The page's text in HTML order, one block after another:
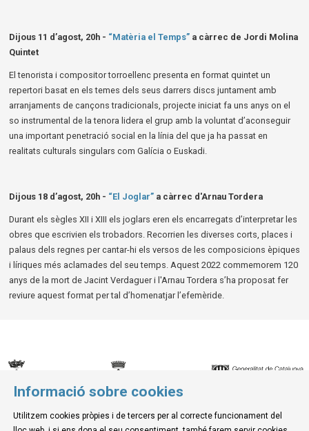
Dijous 11 d’agost, 20h - “Matèria el Temps”a càrrec de Jordi Molina
Quintet
El tenorista i compositor torroellenc presenta en format quintet un
repertori basat en els temes dels seus darrers discs juntament amb
arranjaments de cançons tradicionals, projecte iniciat fa uns anys on el
so instrumental de la tenora lidera el grup amb la voluntat d’aconseguir
una important penetració social en la línia del que ja ha passat en
realitats culturals singulars com Galícia o Euskadi.
Dijous 18 d’agost, 20h - “El Joglar”a càrrec d'Arnau Tordera
Durant els sègles XII i XIII els joglars eren els encarregats d’interpretar les
obres que escrivien els trobadors. Recorrien les diverses corts, places i
palaus dels regnes per cantar-hi els versos de les composicions èpiques
i líriques més aclamades del seu temps. Aquest 2022 commemorem 120
anys de la mort de Jacint Verdaguer i l'Arnau Tordera s’ha proposat fer
reviure aquest format per tal d’homenatjar l’efemèride.
© Museu de la Mediterrània
C. d'Ullà, 27-31 | 17257 Torroella de Montgrí
Informació sobre cookies
Utilitzem cookies pròpies i de tercers per al correcte funcionament del